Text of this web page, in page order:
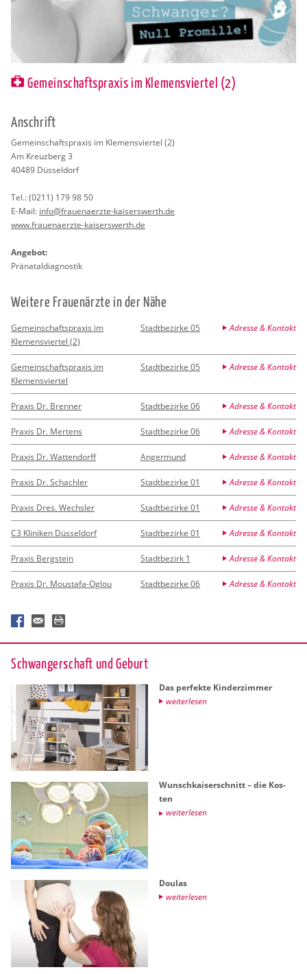
Gemeinschaftspraxis im Klemensviertel (2)
An­schrift
Ge­mein­schafts­pra­xis im Kle­mens­vier­tel (2)
Am Kreuz­berg 3
40489 Düs­sel­dorf
Tel.:(0211) 179 98 50
E-Mail: info@​fra​uena​erzt​e-​kai​sers​wert​h.​de
www.​fra​uena​erzt​e-​kai​sers​wert​h.​de
An­ge­bot:
Prä­na­tal­dia­gnos­tik
Wei­te­re Frau­en­ärz­te in der Nähe
Gemeinschaftspraxis im
Klemensviertel (2)
Stadtbezirke 05 Adresse & Kontakt
Gemeinschaftspraxis im
Klemensviertel
Stadtbezirke 05 Adresse & Kontakt
Praxis Dr. Brenner Stadtbezirke 06 Adresse & Kontakt
Praxis Dr. Mertens Stadtbezirke 06 Adresse & Kontakt
Praxis Dr. Wattendorff Angermund Adresse & Kontakt
Praxis Dr. Schachler Stadtbezirke 01 Adresse & Kontakt
Praxis Dres. Wechsler Stadtbezirke 01 Adresse & Kontakt
C3 Kliniken Düsseldorf Stadtbezirke 01 Adresse & Kontakt
Praxis Bergstein Stadtbezirk 1 Adresse & Kontakt
Praxis Dr. Moustafa-Oglou Stadtbezirke 06 Adresse & Kontakt
Schwan­ger­schaft und Ge­burt
Das per­fek­te Kin­der­zim­mer
wei­ter­le­sen
Wunsch­kai­ser­schnitt – die Kos­
ten
wei­ter­le­sen
Dou­las
wei­ter­le­sen